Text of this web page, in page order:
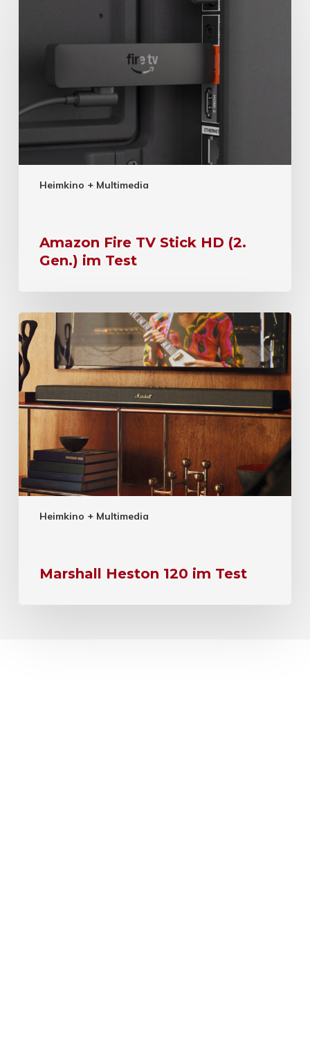
Heimkino + Multimedia
Amazon Fire TV Stick HD (2.
Gen.) im Test
Heimkino + Multimedia
Marshall Heston 120 im Test